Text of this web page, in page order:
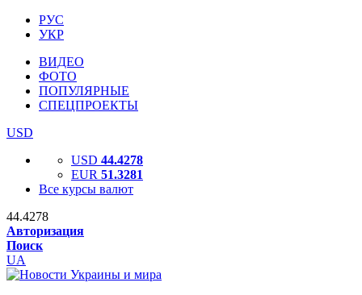
РУС
УКР
ВИДЕО
ФОТО
ПОПУЛЯРНЫЕ
СПЕЦПРОЕКТЫ
USD
USD 44.4278
EUR 51.3281
Все курсы валют
44.4278
Авторизация
Поиск
UA